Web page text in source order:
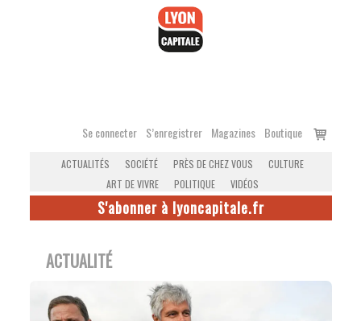
Se connecter S’enregistrer Magazines Boutique
Voir
ACTUALITÉS SOCIÉTÉ PRÈS DE CHEZ VOUS
CULTURE
ART DE VIVRE
POLITIQUE VIDÉOS
S'abonner à lyoncapitale.fr
ACTUALITÉ